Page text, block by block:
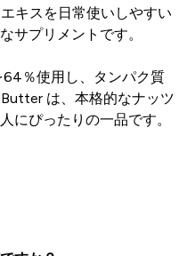
キスを日常使いしやすい
サプリメントです。
％使用し、タンパク質
は、本格的なナッツ
にぴったりの一品です。